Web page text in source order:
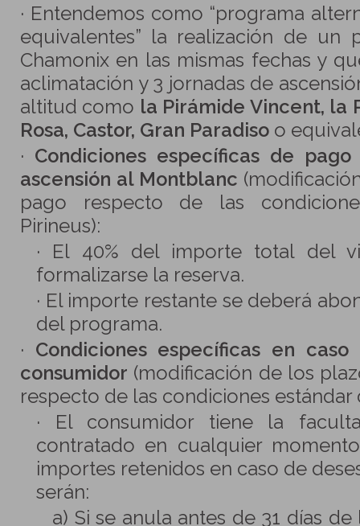
· Entendemos como “programa
equivalentes” la realización de un
Chamonix en las mismas fechas y
aclimatación y 3 jornadas de
altitud como la Pirámide Vincent, la
Rosa, Castor, Gran Paradiso o
· Condiciones específicas de
ascensión al Montblanc
pago respecto de las
Pirineus):
· El 40% del importe total del
formalizarse la reserva.
· El importe restante se deberá
del programa.
· Condiciones específicas en
consumidor (modificación de los
respecto de las condiciones estándar
· El consumidor tiene la
contratado en cualquier
importes retenidos en caso de
serán:
a) Si se anula antes de 31 días